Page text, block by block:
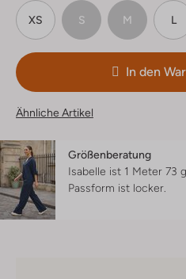
XS S M L
In den
Ähnliche Artikel
Größenberatung
Isabelle ist 1 Meter 73
Passform ist locker